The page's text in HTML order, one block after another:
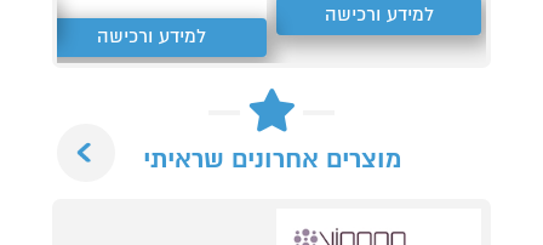
למידע ורכישה
למידע ורכישה
מוצרים אחרונים שראיתי